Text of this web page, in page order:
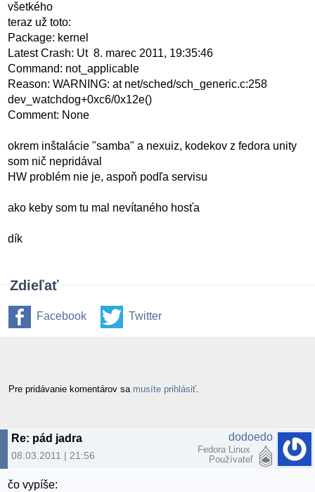
všetkého
teraz už toto:
Package: kernel
Latest Crash: Ut 8. marec 2011, 19:35:46
Command: not_applicable
Reason: WARNING: at net/sched/sch_generic.c:258
dev_watchdog+0xc6/0x12e()
Comment: None
okrem inštalácie "samba" a nexuiz, kodekov z fedora unity
som nič nepridával
HW problém nie je, aspoň podľa servisu
ako keby som tu mal nevítaného hosťa
dík
Zdieľať
Facebook Twitter
Pre pridávanie komentárov sa musíte prihlásiť
Re: pád jadra
08.03.2011 | 21:56
dodoedo
Fedora Linux
Používateľ
čo vypíše: